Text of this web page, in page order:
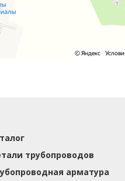
трубопроводов
арматура